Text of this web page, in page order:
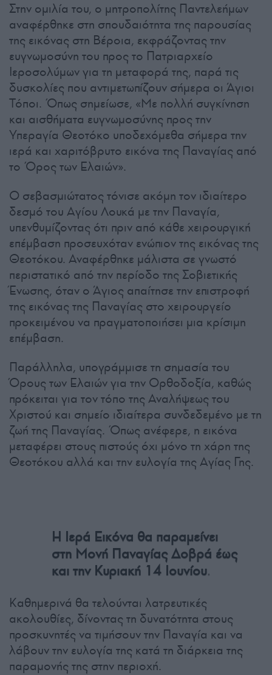
Στην ομιλία του, ο μητροπολίτης Παντελεήμων
αναφέρθηκε στη σπουδαιότητα της παρουσίας
της εικόνας στη Βέροια, εκφράζοντας την
ευγνωμοσύνη του προς το Πατριαρχείο
Ιεροσολύμων για τη μεταφορά της, παρά τις
δυσκολίες που αντιμετωπίζουν σήμερα οι Άγιοι
Τόποι. Όπως σημείωσε, «Με πολλή συγκίνηση
και αισθήματα ευγνωμοσύνης προς την
Υπεραγία Θεοτόκο υποδεχόμεθα σήμερα την
ιερά και χαριτόβρυτο εικόνα της Παναγίας από
το Όρος των Ελαιών».
Ο σεβασμιώτατος τόνισε ακόμη τον ιδιαίτερο
δεσμό του Αγίου Λουκά με την Παναγία,
υπενθυμίζοντας ότι πριν από κάθε χειρουργική
επέμβαση προσευχόταν ενώπιον της εικόνας της
Θεοτόκου. Αναφέρθηκε μάλιστα σε γνωστό
περιστατικό από την περίοδο της Σοβιετικής
Ένωσης, όταν ο Άγιος απαίτησε την επιστροφή
της εικόνας της Παναγίας στο χειρουργείο
προκειμένου να πραγματοποιήσει μια κρίσιμη
επέμβαση.
Παράλληλα, υπογράμμισε τη σημασία του
Όρους των Ελαιών για την Ορθοδοξία, καθώς
πρόκειται για τον τόπο της Αναλήψεως του
Χριστού και σημείο ιδιαίτερα συνδεδεμένο με τη
ζωή της Παναγίας. Όπως ανέφερε, η εικόνα
μεταφέρει στους πιστούς όχι μόνο τη χάρη της
Θεοτόκου αλλά και την ευλογία της Αγίας Γης.
Η Ιερά Εικόνα θα παραμείνει
στη Μονή Παναγίας Δοβρά έως
και την Κυριακή 14 Ιουνίου.
Καθημερινά θα τελούνται λατρευτικές
ακολουθίες, δίνοντας τη δυνατότητα στους
προσκυνητές να τιμήσουν την Παναγία και να
λάβουν την ευλογία της κατά τη διάρκεια της
παραμονής της στην περιοχή.